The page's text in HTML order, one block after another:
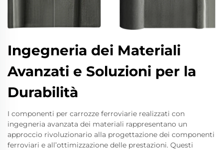
Ingegneria dei Materiali
Avanzati e Soluzioni per la
Durabilità
I componenti per carrozze ferroviarie realizzati con
ingegneria avanzata dei materiali rappresentano un
approccio rivoluzionario alla progettazione dei componenti
ferroviari e all’ottimizzazione delle prestazioni. Questi